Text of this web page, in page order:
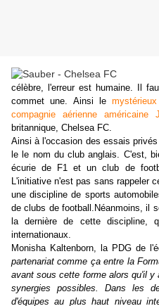
célèbre, l'erreur est humaine. Il
commet une. Ainsi le
compagnie aérienne américaine
britannique, Chelsea FC.
Ainsi à l'occasion des essais
le le nom du club anglais. C'est,
écurie de F1 et un club de
L'initiative n'est pas sans rappeler
une discipline de sports
de clubs de football.Néanmoins, il
la dernière de cette discipline,
internationaux.
Monisha Kaltenborn, la PDG de
partenariat comme ça entre la
avant sous cette forme alors qu'il
synergies possibles. Dans les
d'équipes au plus haut niveau